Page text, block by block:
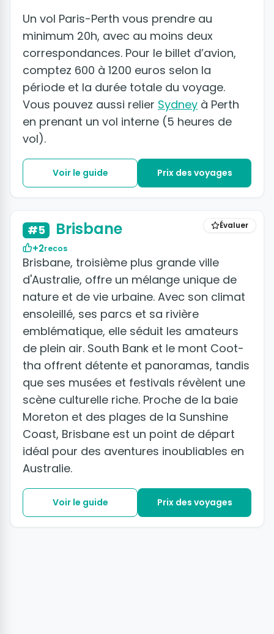
Un vol Paris-Perth vous prendre au
minimum 20h, avec au moins deux
correspondances. Pour le billet d’avion,
comptez 600 à 1200 euros selon la
période et la durée totale du voyage.
Vous pouvez aussi relier Sydney à Perth
en prenant un vol interne (5 heures de
vol).
Voir le guide Prix des voyages
Évaluer
#5 Brisbane
+2recos
Brisbane, troisième plus grande ville
d'Australie, offre un mélange unique de
nature et de vie urbaine. Avec son climat
ensoleillé, ses parcs et sa rivière
emblématique, elle séduit les amateurs
de plein air. South Bank et le mont Coot-
tha offrent détente et panoramas, tandis
que ses musées et festivals révèlent une
scène culturelle riche. Proche de la baie
Moreton et des plages de la Sunshine
Coast, Brisbane est un point de départ
idéal pour des aventures inoubliables en
Australie.
Voir le guide Prix des voyages